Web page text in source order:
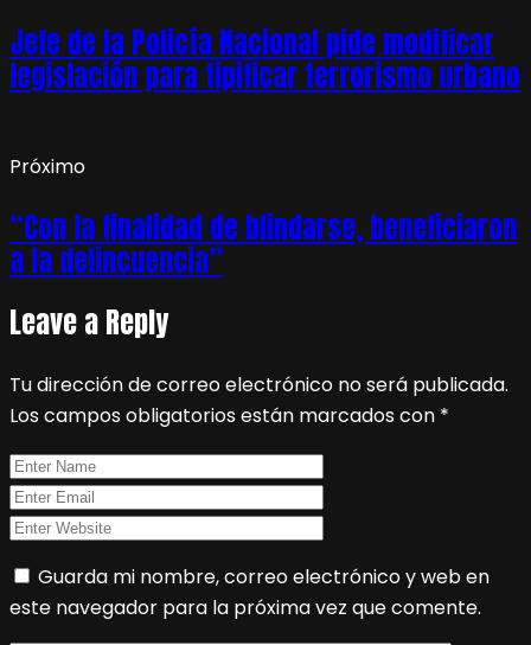
Jefe de la Policía Nacional pide modificar
legislación para tipificar terrorismo urbano
Próximo
“Con la finalidad de blindarse, beneficiaron
a la delincuencia”
Leave a Reply
Tu dirección de correo electrónico no será publicada.
Los campos obligatorios están marcados con *
Guarda mi nombre, correo electrónico y web en
este navegador para la próxima vez que comente.